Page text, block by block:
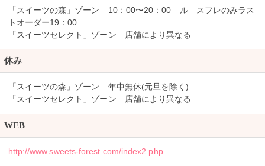
「スイーツの森」ゾーン 10：00〜20：00 ル スフレのみラス
トオーダー19：00
「スイーツセレクト」ゾーン 店舗により異なる
休み
「スイーツの森」ゾーン 年中無休(元旦を除く)
「スイーツセレクト」ゾーン 店舗により異なる
WEB
http://www.sweets-forest.com/index2.php